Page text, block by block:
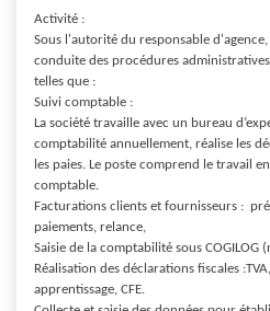
Activité :
Sous l'autorité du responsable
conduite des procédures
telles que :
Suivi comptable :
La société travaille avec un bureau
comptabilité annuellement, réalise les
les paies. Le poste comprend le travail
comptable.
Facturations clients et fournisseurs :
paiements, relance,
Saisie de la comptabilité sous
Réalisation des déclarations fiscales
apprentissage, CFE.